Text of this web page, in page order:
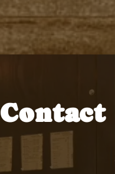
Contact